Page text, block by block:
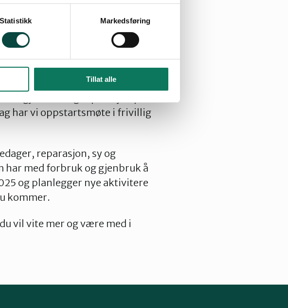
Statistikk Markedsføring
Tillat alle
har vi oppstartsmøte i frivillig
reparasjon, sy og
med forbruk og gjenbruk å
og planlegger nye aktivitere
kommer.
vil vite mer og være med i